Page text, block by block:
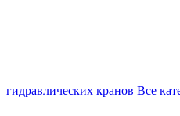
гидравлических кранов Все